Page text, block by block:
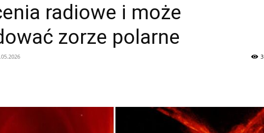
radiowe i może
zorze polarne
3